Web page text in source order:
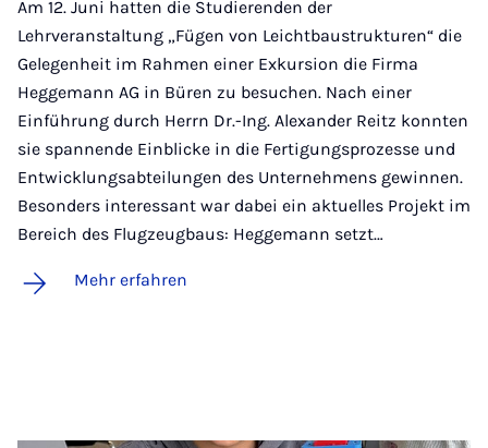
Am 12. Juni hatten die Studierenden der
Lehrveranstaltung „Fügen von Leichtbaustrukturen“ die
Gelegenheit im Rahmen einer Exkursion die Firma
Heggemann AG in Büren zu besuchen. Nach einer
Einführung durch Herrn Dr.-Ing. Alexander Reitz konnten
sie spannende Einblicke in die Fertigungsprozesse und
Entwicklungsabteilungen des Unternehmens gewinnen.
Besonders interessant war dabei ein aktuelles Projekt im
Bereich des Flugzeugbaus: Heggemann setzt…
Mehr erfahren